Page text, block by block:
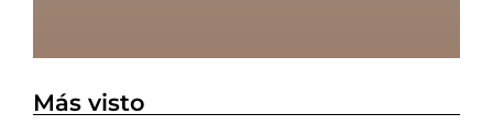
Más visto